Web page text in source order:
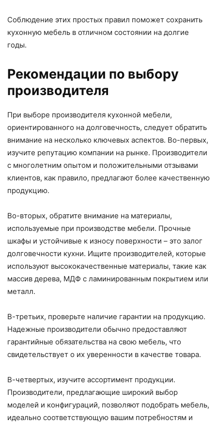
Соблюдение этих простых правил поможет сохранить
кухонную мебель в отличном состоянии на долгие
годы.
Рекомендации по выбору
производителя
При выборе производителя кухонной мебели,
ориентированного на долговечность, следует обратить
внимание на несколько ключевых аспектов. Во-первых,
изучите репутацию компании на рынке. Производители
с многолетним опытом и положительными отзывами
клиентов, как правило, предлагают более качественную
продукцию.
Во-вторых, обратите внимание на материалы,
используемые при производстве мебели. Прочные
шкафы и устойчивые к износу поверхности – это залог
долговечности кухни. Ищите производителей, которые
используют высококачественные материалы, такие как
массив дерева, МДФ с ламинированным покрытием или
металл.
В-третьих, проверьте наличие гарантии на продукцию.
Надежные производители обычно предоставляют
гарантийные обязательства на свою мебель, что
свидетельствует о их уверенности в качестве товара.
В-четвертых, изучите ассортимент продукции.
Производители, предлагающие широкий выбор
моделей и конфигураций, позволяют подобрать мебель,
идеально соответствующую вашим потребностям и